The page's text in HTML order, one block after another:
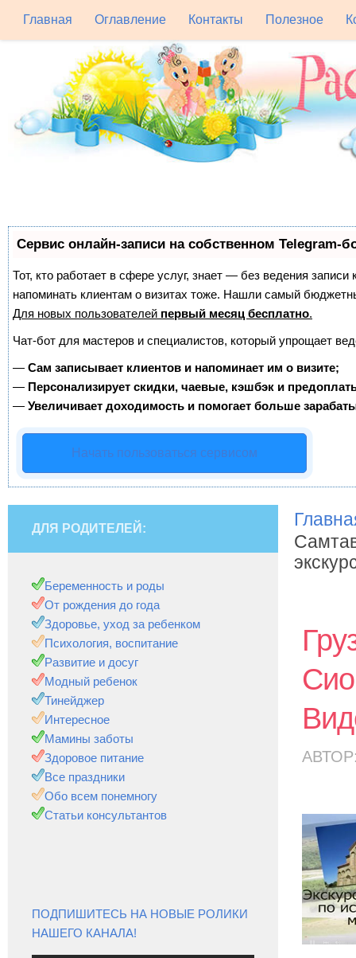
Главная Оглавление Контакты Полезное
Сервис онлайн-записи на собственном Telegram-
Тот, кто работает в сфере услуг, знает — без ведения
напоминать клиентам о визитах тоже. Нашли самый
Для новых пользователей первый месяц бесплатно.
Чат-бот для мастеров и специалистов, который упрощает
— Сам записывает клиентов и напоминает им о визите;
— Персонализирует скидки, чаевые, кэшбэк и
— Увеличивает доходимость и помогает больше
Начать пользоваться сервисом
ДЛЯ РОДИТЕЛЕЙ:
Беременность и роды
От рождения до года
Здоровье, уход за ребенком
Психология, воспитание
Развитие и досуг
Модный ребенок
Тинейджер
Интересное
Мамины заботы
Здоровое питание
Все праздники
Обо всем понемногу
Статьи консультантов
ПОДПИШИТЕСЬ НА НОВЫЕ РОЛИКИ
НАШЕГО КАНАЛА!